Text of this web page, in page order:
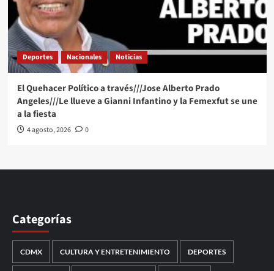
Deportes Nacionales Noticias
El Quehacer Político a través///Jose Alberto Prado
Angeles///Le llueve a Gianni Infantino y la Femexfut se une
a la fiesta
4 agosto, 2026 0
Categorías
CDMX CULTURA Y ENTRETENIMIENTO DEPORTES